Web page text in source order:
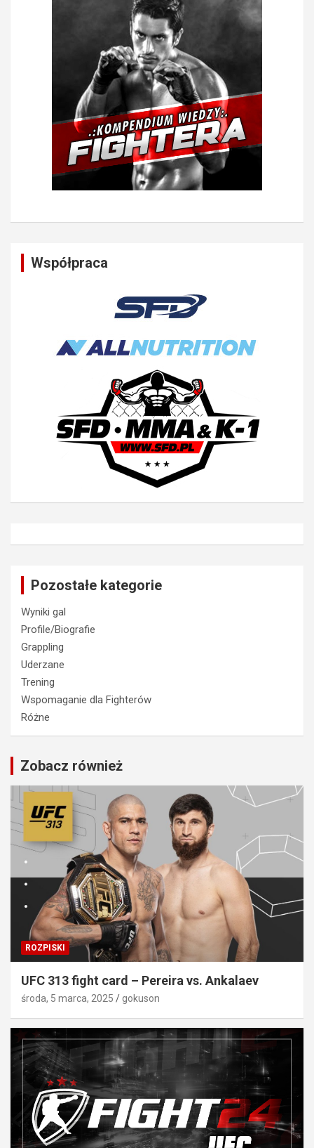
Współpraca
Pozostałe kategorie
Wyniki gal
Profile/Biografie
Grappling
Uderzane
Trening
Wspomaganie dla Fighterów
Różne
Zobacz również
ROZPISKI
UFC 313 fight card – Pereira vs. Ankalaev
środa, 5 marca, 2025 gokuson